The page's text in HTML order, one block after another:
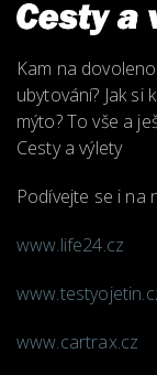
Kam na
ubytování? Jak si
mýto? To vše a
Cesty a výlety
Podívejte se i na
www.life24.cz
www.cartrax.cz